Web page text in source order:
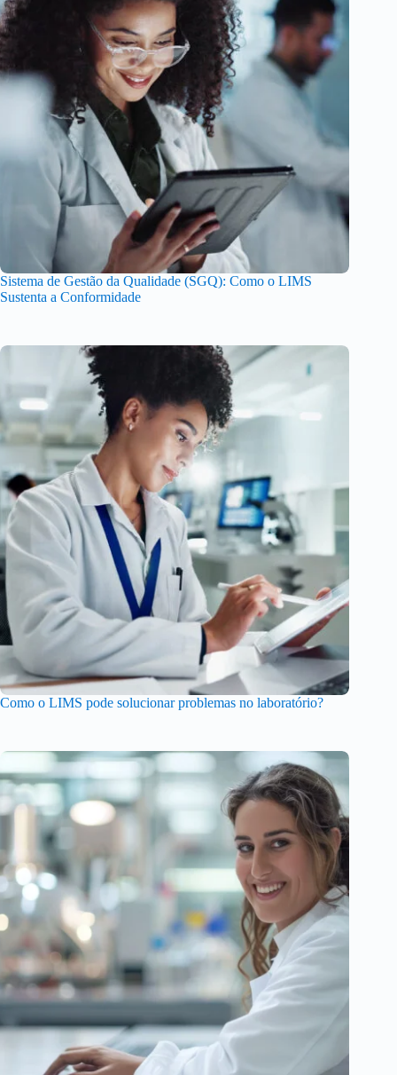
Sistema de Gestão da Qualidade (SGQ): Como o LIMS
Sustenta a Conformidade
Como o LIMS pode solucionar problemas no laboratório?